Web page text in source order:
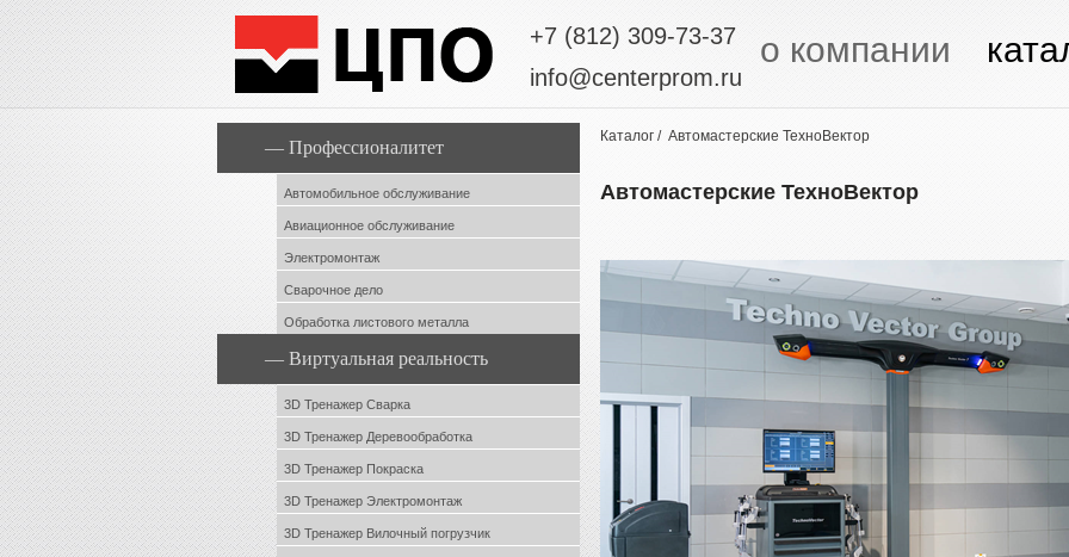
+7 (812) 309-73-37
info@centerprom.ru
о компании
— Профессионалитет
Автомобильное обслуживание
Авиационное обслуживание
Электромонтаж
Сварочное дело
Обработка листового металла
— Виртуальная реальность
3D Тренажер Сварка
3D Тренажер Деревообработка
3D Тренажер Покраска
3D Тренажер Электромонтаж
3D Тренажер Вилочный погрузчик
Каталог / Автомастерские ТехноВектор
Автомастерские ТехноВектор